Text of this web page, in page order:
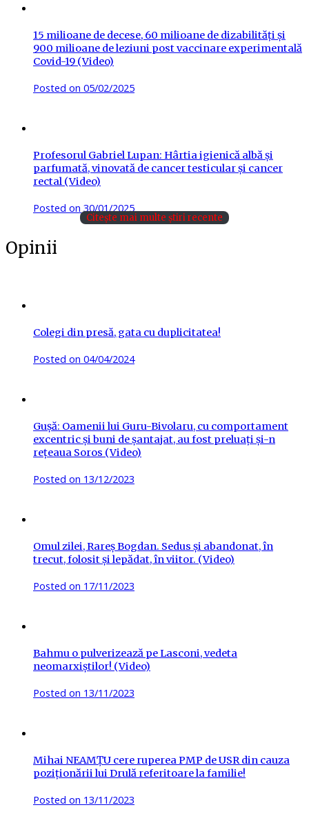
15 milioane de decese, 60 milioane de dizabilități și
900 milioane de leziuni post vaccinare experimentală
Covid-19 (Video)
Posted on 05/02/2025
Profesorul Gabriel Lupan: Hârtia igienică albă și
parfumată, vinovată de cancer testicular și cancer
rectal (Video)
Posted on30/01/2025
Citește mai multe știri recente
Opinii
Colegi din presă, gata cu duplicitatea!
Posted on 04/04/2024
Gușă: Oamenii lui Guru-Bivolaru, cu comportament
excentric și buni de șantajat, au fost preluați și-n
rețeaua Soros (Video)
Posted on 13/12/2023
Omul zilei, Rareș Bogdan. Sedus și abandonat, în
trecut, folosit și lepădat, în viitor. (Video)
Posted on 17/11/2023
Bahmu o pulverizează pe Lasconi, vedeta
neomarxiștilor! (Video)
Posted on 13/11/2023
Mihai NEAMȚU cere ruperea PMP de USR din cauza
poziționării lui Drulă referitoare la familie!
Posted on 13/11/2023